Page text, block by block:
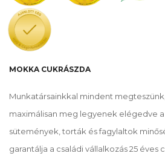
MOKKA CUKRÁSZDA
Munkatársainkkal mindent
maximálisan meg legyenek elégedve
sütemények, torták és fagylaltok
garantálja a családi vállalkozás 25